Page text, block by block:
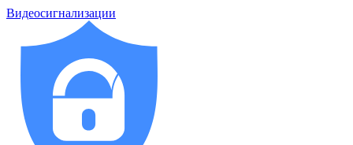
Видеосигнализации